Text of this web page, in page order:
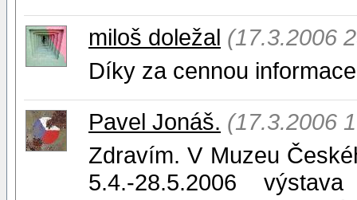
miloš doležal (17.3.2006
Díky za cennou
Pavel Jonáš. (17.3.2006
Zdravím. V Muzeu
5.4.-28.5.2006